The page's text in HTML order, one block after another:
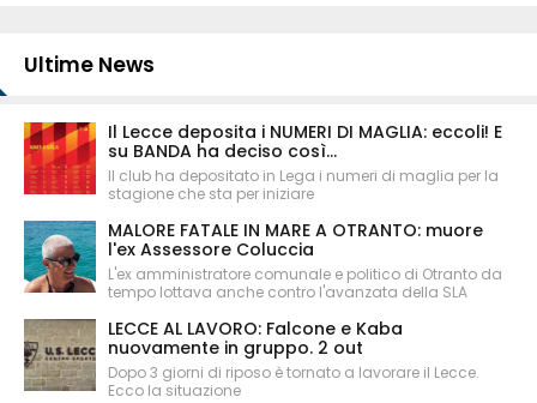
Ultime News
Il Lecce deposita i NUMERI DI MAGLIA: eccoli! E
su BANDA ha deciso così...
Il club ha depositato in Lega i numeri di maglia per la
stagione che sta per iniziare
MALORE FATALE IN MARE A OTRANTO: muore
l'ex Assessore Coluccia
L'ex amministratore comunale e politico di Otranto da
tempo lottava anche contro l'avanzata della SLA
LECCE AL LAVORO: Falcone e Kaba
nuovamente in gruppo. 2 out
Dopo 3 giorni di riposo è tornato a lavorare il Lecce.
Ecco la situazione